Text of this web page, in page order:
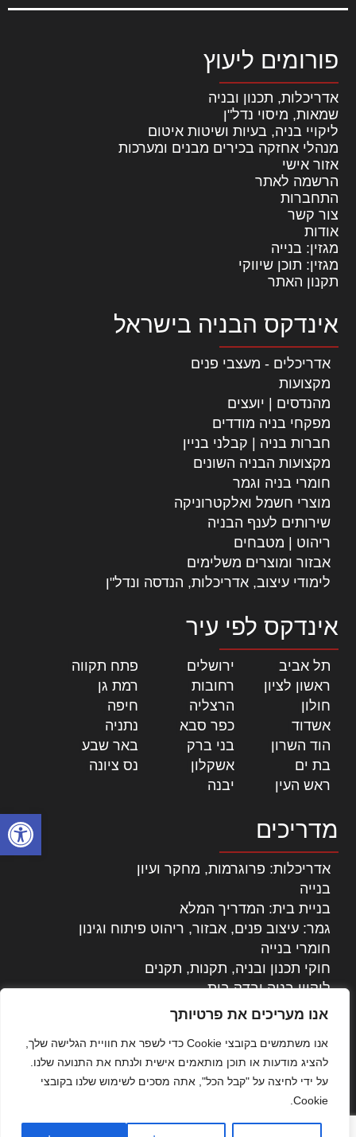
פתח
אנו מעריכים את פרטיותך
אנו משתמשים בקובצי Cookie כדי לשפר את חוויית הגלישה שלך,
להציג מודעות או תוכן מותאמים אישית ולנתח את התנועה שלנו.
על ידי לחיצה על "קבל הכל", אתה מסכים לשימוש שלנו בקובצי
Cookie.
פורומים ליעוץ
אדריכלות, תכנון ובניה
שמאות, מיסוי נדל"ן
ליקויי בניה, בעיות ושיטות איטום
מנהלי אחזקה בכירים מבנים ומערכות
אזור אישי
הרשמה לאתר
התחברות
צור קשר
אודות
מגזין: בנייה
מגזין: תוכן שיווקי
תקנון האתר
אינדקס הבניה בישראל
אדריכלים - מעצבי פנים
מקצועות
מהנדסים | יועצים
מפקחי בניה מודדים
חברות בניה | קבלני בניין
מקצועות הבניה השונים
חומרי בניה וגמר
מוצרי חשמל ואלקטרוניקה
שירותים לענף הבניה
ריהוט | מטבחים
אבזור ומוצרים משלימים
לימודי עיצוב, אדריכלות, הנדסה ונדל"ן
אינדקס לפי עיר
תל אביב ירושלים פתח תקווה
ראשון לציון
רחובות רמת גן
חולון
הרצליה חיפה
אשדוד
כפר סבא נתניה
הוד השרון
בני ברק באר שבע
בת ים
אשקלון נס ציונה
ראש העין
יבנה
מדריכים
אדריכלות: פרוגרמות, מחקר ועיון
בנייה
בניית בית: המדריך המלא
גמר: עיצוב פנים, אבזור, ריהוט פיתוח וגינון
חומרי בנייה
חוקי תכנון ובניה, תקנות, תקנים
ליקויי בניה ובדק בית
נדל"ן: זכויות, אגרות ועסקאות
עקרונות ניהול אחזקה מתקדמות
צילום אדריכלי
שיווק נדלן
שיטות בניה: מפרטים והמלצות
תוכן שיווקי